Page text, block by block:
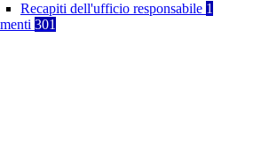
Recapiti dell'ufficio responsabile 1
301